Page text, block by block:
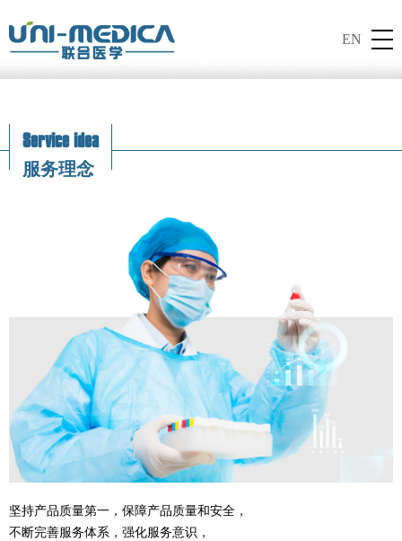
EN
Service idea
服务理念
坚持产品质量第一，保障产品质量和安全，
不断完善服务体系，强化服务意识，